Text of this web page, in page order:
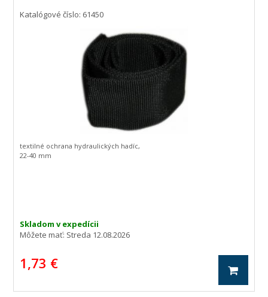
Katalógové číslo: 61450
Skladom v expedícii
Môžete mať: Streda 12.08.2026
1,73 €
textilné ochrana hydraulických hadíc,
22-40 mm